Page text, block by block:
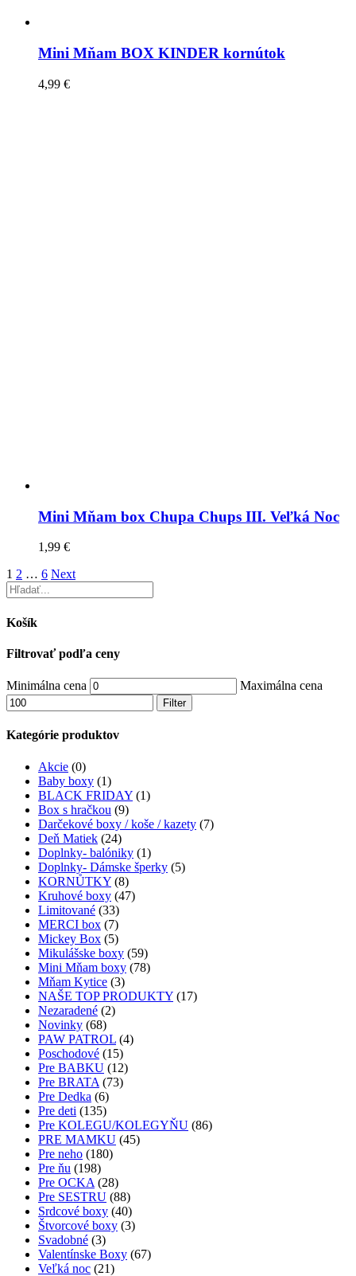
Mini Mňam BOX KINDER kornútok
4,99 €
Mini Mňam box Chupa Chups III. Veľká Noc
1,99 €
1 2 … 6 Next
Košík
Filtrovať podľa ceny
Minimálna cena Maximálna cena
Filter
Kategórie produktov
Akcie (0)
Baby boxy (1)
BLACK FRIDAY (1)
Box s hračkou (9)
Darčekové boxy / koše / kazety (7)
Deň Matiek (24)
Doplnky- balóniky (1)
Doplnky- Dámske šperky (5)
KORNŮTKY (8)
Kruhové boxy (47)
Limitované (33)
MERCI box (7)
Mickey Box (5)
Mikulášske boxy (59)
Mini Mňam boxy (78)
Mňam Kytice (3)
NAŠE TOP PRODUKTY (17)
Nezaradené (2)
Novinky (68)
PAW PATROL (4)
Poschodové (15)
Pre BABKU (12)
Pre BRATA (73)
Pre Dedka (6)
Pre deti (135)
Pre KOLEGU/KOLEGYŇU (86)
PRE MAMKU (45)
Pre neho (180)
Pre ňu (198)
Pre OCKA (28)
Pre SESTRU (88)
Srdcové boxy (40)
Štvorcové boxy (3)
Svadobné (3)
Valentínske Boxy (67)
Veľká noc (21)